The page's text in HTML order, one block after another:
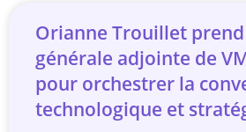
Orianne Trouillet
générale adjointe de
pour orchestrer la
technologique et